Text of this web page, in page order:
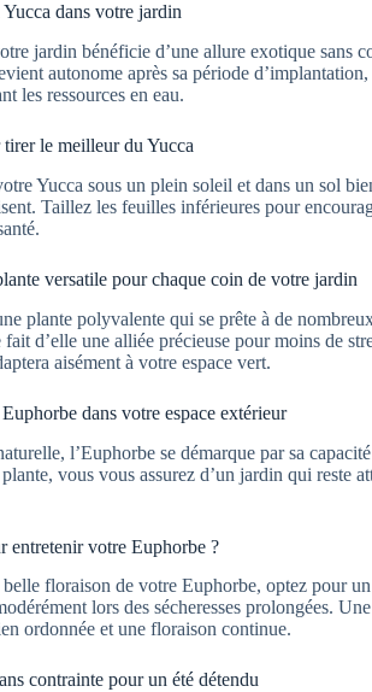
dans votre jardin
jardin bénéficie d’une allure exotique sans
autonome après sa période
les ressources en eau.
le meilleur du Yucca
Yucca sous un plein soleil et dans un sol
Taillez les feuilles inférieures pour
versatile pour chaque coin de votre jardin
plante polyvalente qui se prête à de
fait d’elle une alliée précieuse pour moins de
aisément à votre espace vert.
dans votre espace extérieur
l’Euphorbe se démarque par sa
vous vous assurez d’un jardin qui reste
entretenir votre Euphorbe ?
belle floraison de votre Euphorbe, optez pour
lors des sécheresses prolongées.
ordonnée et une floraison continue.
contrainte pour un été détendu